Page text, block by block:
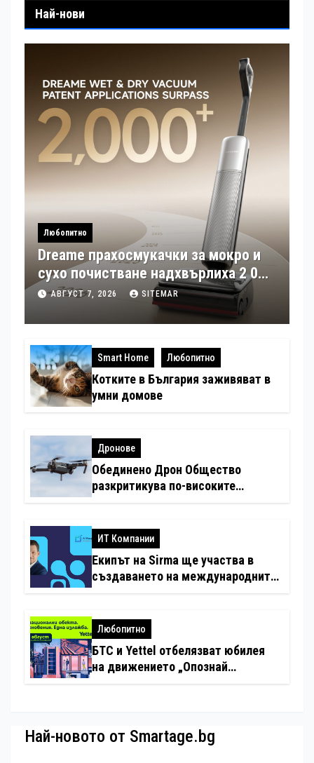
Най-нови
Любопитно
Dreame прахосмукачки за мокро и
сухо почистване надхвърлиха 2 000
патентни заявки в световен мащаб
АВГУСТ 7, 2026 SITEMAR
Smart Home Любопитно
Котките в България заживяват в
умни домове
Дронове
Обединено Дрон Общество
разкритикува по-високите
ИТ Компании
Екипът на Sirma ще участва в
създаването на международните
хотелиерството
Любопитно
БТС и Yettel отбелязват юбилея
на движението „Опознай
Най-новото от Smartage.bg